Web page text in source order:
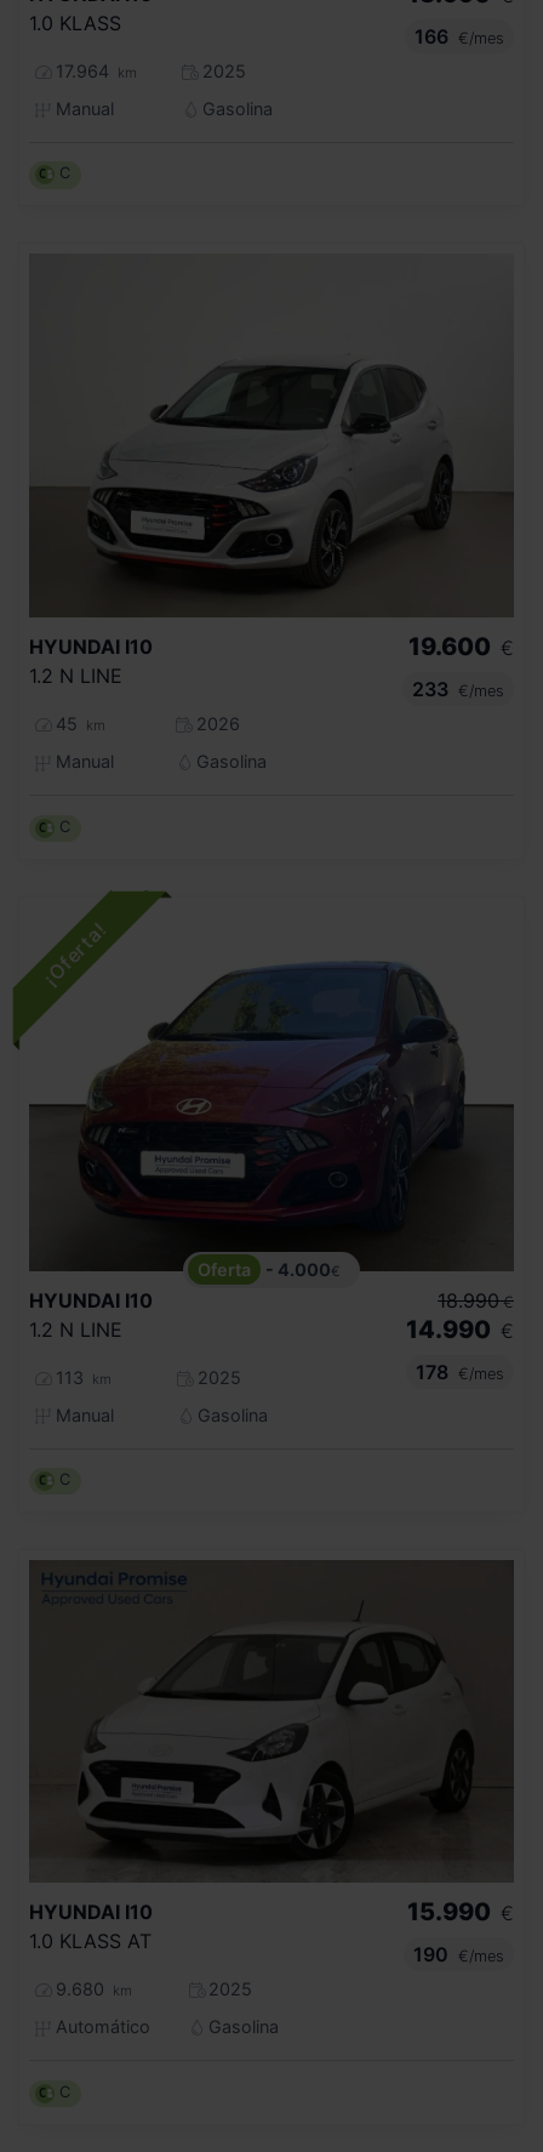
1.0 KLASS
17.964 km
2025
Manual
Gasolina
166
€/mes
C
HYUNDAI I10
1.2 N LINE
45 km
2026
Manual
Gasolina
19.600 €
233
€/mes
C
- 4.000€
HYUNDAI I10
1.2 N LINE
113 km
2025
Manual
Gasolina
18.990 €
14.990 €
178
€/mes
C
HYUNDAI I10
1.0 KLASS AT
9.680 km
2025
Automático
Gasolina
15.990 €
190
€/mes
C